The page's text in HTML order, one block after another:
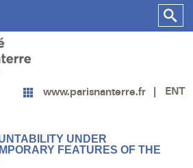
www.parisnanterre.fr ENT
UNDER
FEATURES OF THE